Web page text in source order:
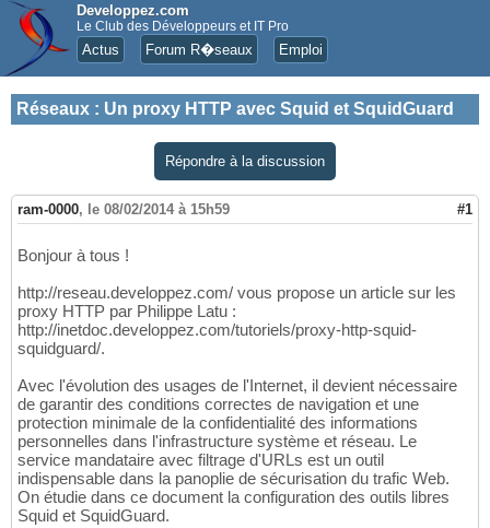
Developpez.com
Le Club des Développeurs et IT Pro
Actus Forum R�seaux Emploi
Réseaux : Un proxy HTTP avec Squid et SquidGuard
Répondre à la discussion
ram-0000, le 08/02/2014 à 15h59 #1
Bonjour à tous !
http://reseau.developpez.com/ vous propose un article sur les
proxy HTTP par Philippe Latu :
http://inetdoc.developpez.com/tutoriels/proxy-http-squid-
squidguard/.
Avec l'évolution des usages de l'Internet, il devient nécessaire
de garantir des conditions correctes de navigation et une
protection minimale de la confidentialité des informations
personnelles dans l'infrastructure système et réseau. Le
service mandataire avec filtrage d'URLs est un outil
indispensable dans la panoplie de sécurisation du trafic Web.
On étudie dans ce document la configuration des outils libres
Squid et SquidGuard.